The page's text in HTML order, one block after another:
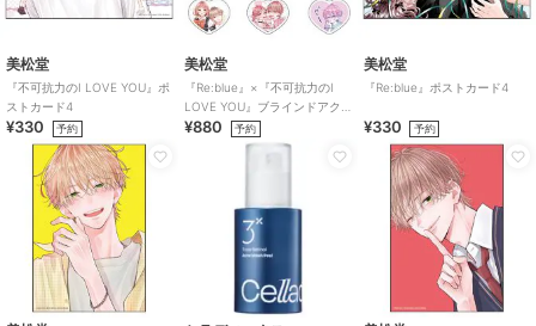
美松堂
『不可抗力のI LOVE YOU』ポ
ストカード4
¥330 予約
美松堂
『Re:blue』×『不可抗力のI
LOVE YOU』ブラインドアク
リルキーホルダー（全6種）
¥880 予約
美松堂
『Re:blue』ポストカード4
¥330 予約